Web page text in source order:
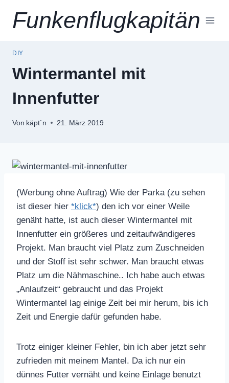
InhaltFunkenflugkapitän
DIY
Wintermantel mit
Innenfutter
Von käpt`n 21. März 2019
(Werbung ohne Auftrag) Wie der Parka (zu sehen
ist dieser hier *klick*) den ich vor einer Weile
genäht hatte, ist auch dieser Wintermantel mit
Innenfutter ein größeres und zeitaufwändigeres
Projekt. Man braucht viel Platz zum Zuschneiden
und der Stoff ist sehr schwer. Man braucht etwas
Platz um die Nähmaschine.. Ich habe auch etwas
„Anlaufzeit“ gebraucht und das Projekt
Wintermantel lag einige Zeit bei mir herum, bis ich
Zeit und Energie dafür gefunden habe.
Trotz einiger kleiner Fehler, bin ich aber jetzt sehr
zufrieden mit meinem Mantel. Da ich nur ein
dünnes Futter vernäht und keine Einlage benutzt